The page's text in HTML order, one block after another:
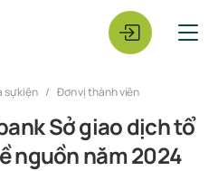
sự kiện Đơn vị thành viên
Sở giao dịch tổ
nguồn năm 2024